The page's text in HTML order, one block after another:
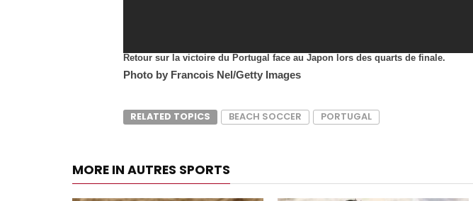
Retour sur la victoire du Portugal face au Japon lors des quarts de finale.
Photo by Francois Nel/Getty Images
RELATED TOPICS BEACH SOCCER PORTUGAL
MORE IN AUTRES SPORTS